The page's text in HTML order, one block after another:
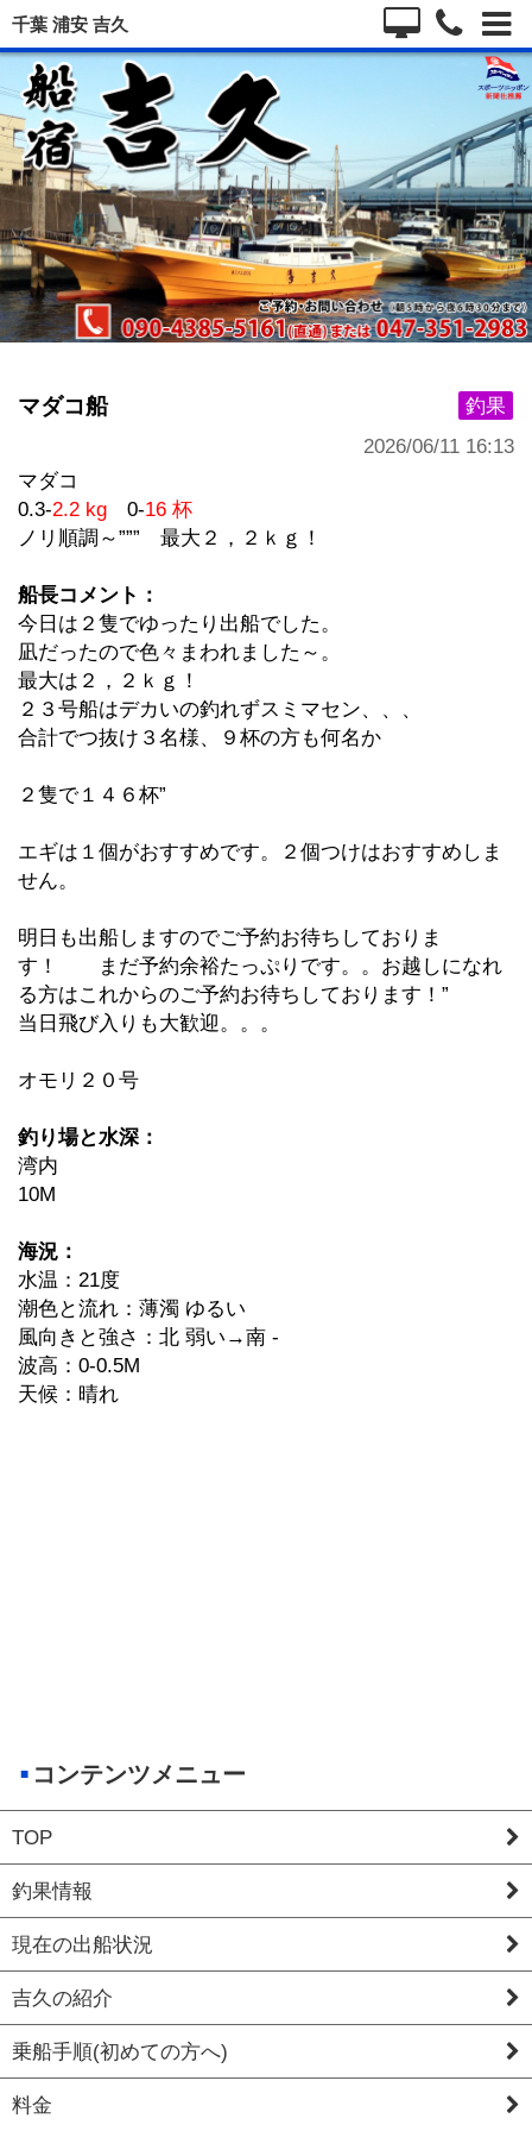
千葉 浦安 吉久
釣果
マダコ船
2026/06/11 16:13
マダコ
0.3-2.2 kg 0-16 杯
ノリ順調～””” 最大２，２ｋｇ！
船長コメント：
今日は２隻でゆったり出船でした。
凪だったので色々まわれました～。
最大は２，２ｋｇ！
２３号船はデカいの釣れずスミマセン、、、
合計でつ抜け３名様、９杯の方も何名か
２隻で１４６杯”
エギは１個がおすすめです。２個つけはおすすめしま
せん。
明日も出船しますのでご予約お待ちしておりま
す！ まだ予約余裕たっぷりです。。お越しになれ
る方はこれからのご予約お待ちしております！”
当日飛び入りも大歓迎。。。
オモリ２０号
釣り場と水深：
湾内
10M
海況：
水温：21度
潮色と流れ：薄濁 ゆるい
風向きと強さ：北 弱い→南 -
波高：0-0.5M
天候：晴れ
コンテンツメニュー
TOP
釣果情報
現在の出船状況
吉久の紹介
乗船手順(初めての方へ)
料金